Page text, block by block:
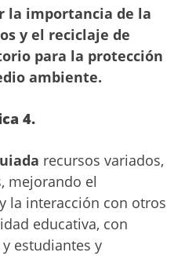
la importancia de la
y el reciclaje de
para la protección
ambiente.
4.
recursos variados,
mejorando el
la interacción con otros
educativa, con
estudiantes y